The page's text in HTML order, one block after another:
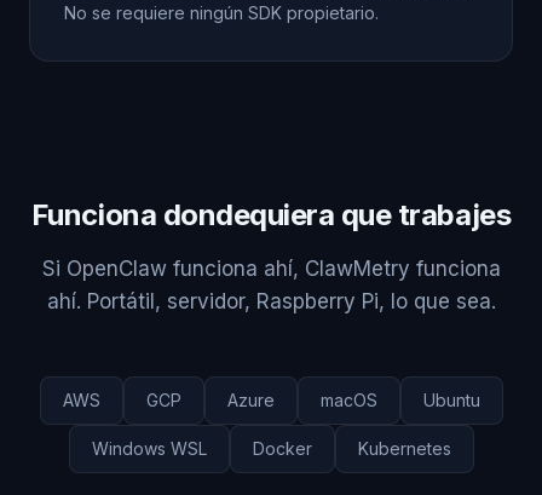
No se requiere ningún SDK propietario.
Funciona dondequiera que trabajes
Si OpenClaw funciona ahí, ClawMetry funciona
ahí. Portátil, servidor, Raspberry Pi, lo que sea.
AWS GCP Azure macOS Ubuntu
Windows WSL Docker Kubernetes